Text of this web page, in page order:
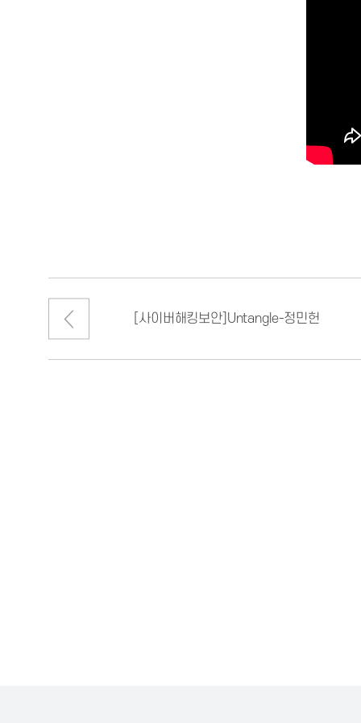
[사이버해킹보안]Untangle-정민헌